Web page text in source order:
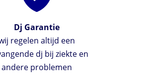
Dj Garantie
regelen altijd een
dj bij ziekte en
andere problemen